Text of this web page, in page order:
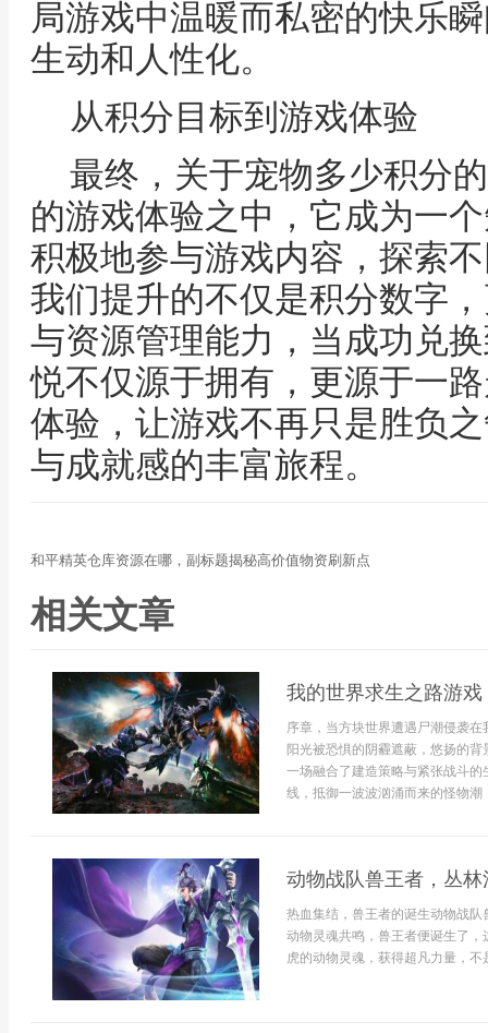
局游戏中温暖而私密的快乐
生动和人性化。
从积分目标到游戏体验
最终，关于宠物多少积分
的游戏体验之中，它成为一
积极地参与游戏内容，探索
我们提升的不仅是积分数字
与资源管理能力，当成功兑
悦不仅源于拥有，更源于一
体验，让游戏不再只是胜负
与成就感的丰富旅程。
和平精英仓库资源在哪，副标题揭秘高价值物资刷新点
相关文章
我的世界求生之路游
序章，当方块世界遭遇尸潮侵袭
阳光被恐惧的阴霾遮蔽，悠扬的
一场融合了建造策略与紧张战斗
线，抵御一波波汹涌而来的怪物
动物战队兽王者，丛
热血集结，兽王者的诞生动物战
动物灵魂共鸣，兽王者便诞生了
虎的动物灵魂，获得超凡力量，